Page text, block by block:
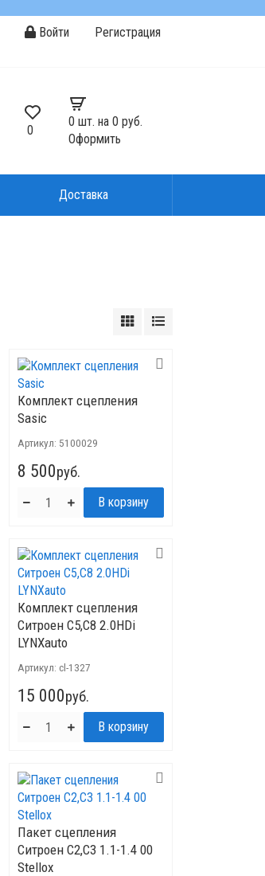
Войти Регистрация
0
0 шт. на 0 руб.
Оформить
Доставка
Комплект сцепления
Sasic
Артикул: 5100029
8 500руб.
Комплект сцепления
Ситроен C5,C8 2.0HDi
LYNXauto
Артикул: cl-1327
15 000руб.
Пакет сцепления
Ситроен C2,C3 1.1-1.4 00
Stellox